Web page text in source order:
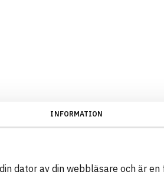
INFORMATION
dator av din webbläsare och är